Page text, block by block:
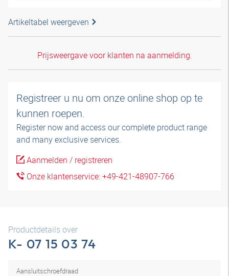
Artikeltabel weergeven
Prijsweergave voor klanten na aanmelding.
Registreer u nu om onze online shop op te
kunnen roepen.
Register now and access our complete product range
and many exclusive services.
Aanmelden / registreren
Onze klantenservice: +49-421-48907-766
Productdetails over
K- 07 15 03 74
Aansluitschroefdraad